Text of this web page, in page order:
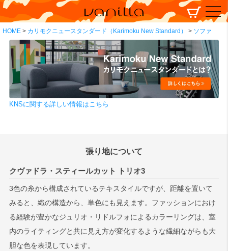
HOME カリモクニュースタンダード（Karimoku New Standard） ソファ
KNSに関する詳しい情報はこちら
張り地について
クヴァドラ・スティールカット トリオ3
3色の糸から構成されているテキスタイルですが、距離を置いて
みると、織の構造から、単色にも見えます。ファッションにおけ
る経験が豊かなジュリオ・リドルフォによるカラーリングは、室
内のライティングと共に見え方が変化するような繊細ながらも大
胆な色を表現しています。